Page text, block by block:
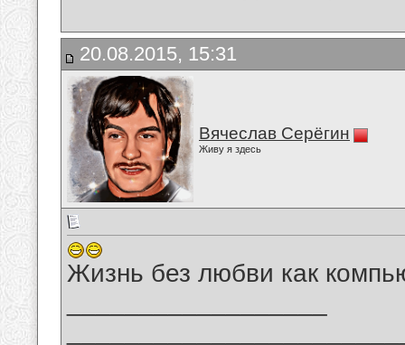
20.08.2015, 15:31
Вячеслав Серёгин
Живу я здесь
Жизнь без любви как